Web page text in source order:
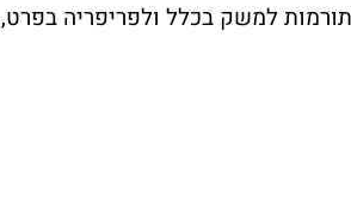
למשק בכלל ולפריפריה בפרט,